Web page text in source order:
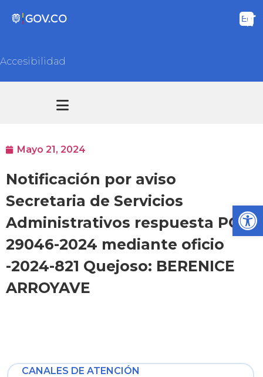
Accesibilidad
Mayo 21, 2024
Notificación por aviso
Secretaria de Servicios
Administrativos respuesta PQR
29046-2024 mediante oficio
-2024-821 Quejoso: BERENICE
ARROYAVE
CANALES DE ATENCIÓN